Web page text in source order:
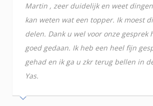
Martin , zeer duidelijk en weet
kan weten wat een topper. Ik moest
delen. Dank u wel voor onze gesprek
goed gedaan. Ik heb een heel fijn
gehad en ik ga u zkr terug bellen in
Yas.